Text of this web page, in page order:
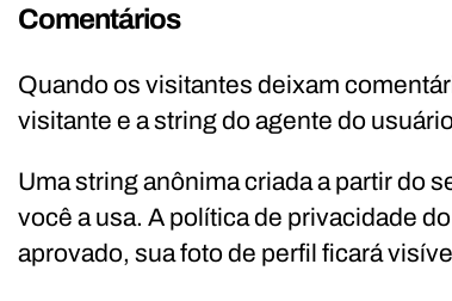
Comentários
Quando os visitantes deixam
visitante e a string do agente do
Uma string anônima criada a partir do
você a usa. A política de privacidade
aprovado, sua foto de perfil ficará